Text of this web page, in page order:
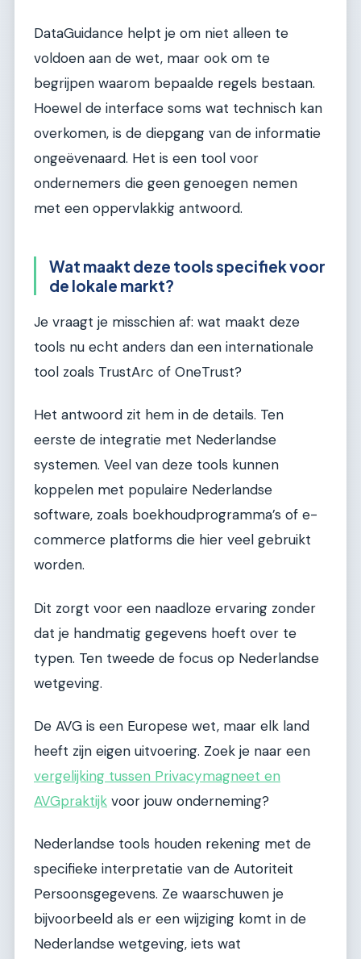
DataGuidance helpt je om niet alleen te
voldoen aan de wet, maar ook om te
begrijpen waarom bepaalde regels bestaan.
Hoewel de interface soms wat technisch kan
overkomen, is de diepgang van de informatie
ongeëvenaard. Het is een tool voor
ondernemers die geen genoegen nemen
met een oppervlakkig antwoord.
Wat maakt deze tools specifiek voor
de lokale markt?
Je vraagt je misschien af: wat maakt deze
tools nu echt anders dan een internationale
tool zoals TrustArc of OneTrust?
Het antwoord zit hem in de details. Ten
eerste de integratie met Nederlandse
systemen. Veel van deze tools kunnen
koppelen met populaire Nederlandse
software, zoals boekhoudprogramma’s of e-
commerce platforms die hier veel gebruikt
worden.
Dit zorgt voor een naadloze ervaring zonder
dat je handmatig gegevens hoeft over te
typen. Ten tweede de focus op Nederlandse
wetgeving.
De AVG is een Europese wet, maar elk land
heeft zijn eigen uitvoering. Zoek je naar een
vergelijking tussen Privacymagneet en
AVGpraktijk voor jouw onderneming?
Nederlandse tools houden rekening met de
specifieke interpretatie van de Autoriteit
Persoonsgegevens. Ze waarschuwen je
bijvoorbeeld als er een wijziging komt in de
Nederlandse wetgeving, iets wat